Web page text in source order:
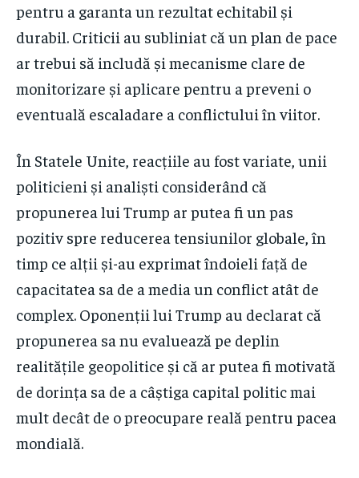
pentru a garanta un rezultat echitabil și
durabil. Criticii au subliniat că un plan de pace
ar trebui să includă și mecanisme clare de
monitorizare și aplicare pentru a preveni o
eventuală escaladare a conflictului în viitor.
În Statele Unite, reacțiile au fost variate, unii
politicieni și analiști considerând că
propunerea lui Trump ar putea fi un pas
pozitiv spre reducerea tensiunilor globale, în
timp ce alții și-au exprimat îndoieli față de
capacitatea sa de a media un conflict atât de
complex. Oponenții lui Trump au declarat că
propunerea sa nu evaluează pe deplin
realitățile geopolitice și că ar putea fi motivată
de dorința sa de a câștiga capital politic mai
mult decât de o preocupare reală pentru pacea
mondială.